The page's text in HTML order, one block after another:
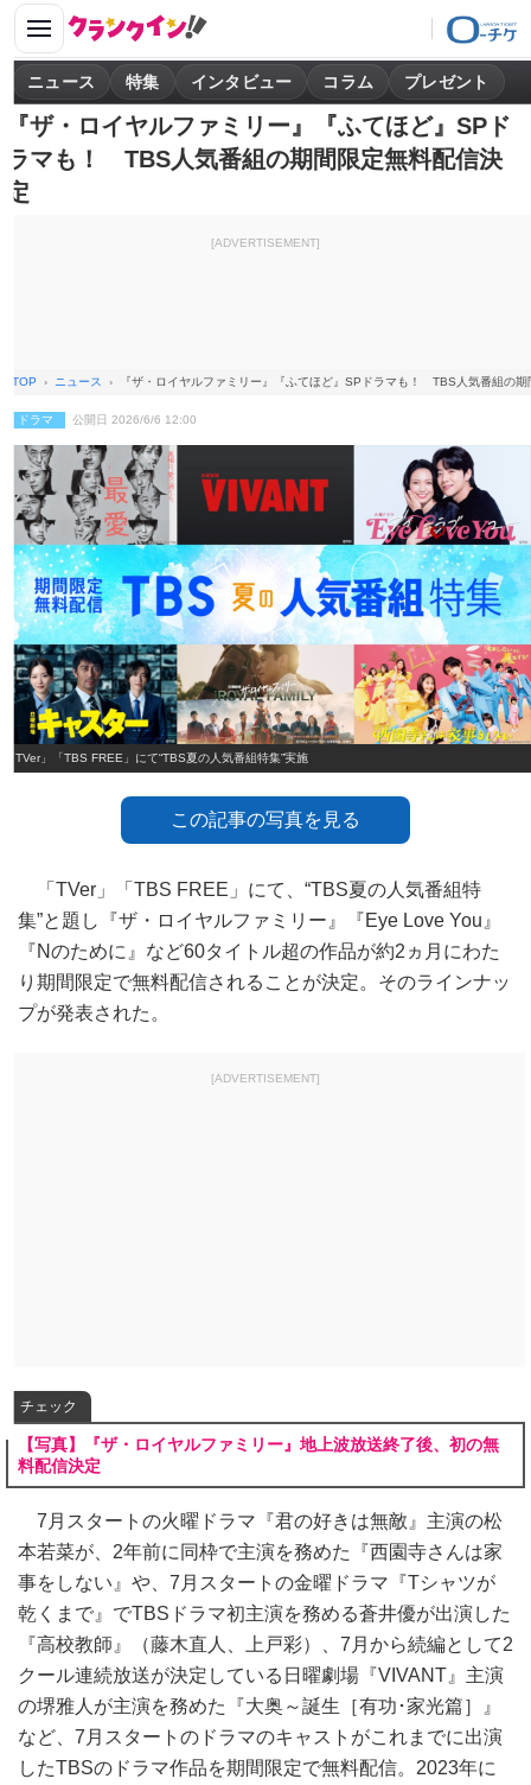
ニュース 特集 インタビュー コラム プレゼント
『ザ・ロイヤルファミリー』『ふてほど』SPド
ラマも！ TBS人気番組の期間限定無料配信決
定
[ADVERTISEMENT]
TOP ニュース 『ザ・ロイヤルファミリー』『ふてほど』SPドラマも！ TBS人気番組の期
ドラマ 公開日 2026/6/6 12:00
「TVer」「TBS FREE」にて“TBS夏の人気番組特集”実施
この記事の写真を見る
「TVer」「TBS FREE」にて、“TBS夏の人気番組特
集”と題し『ザ・ロイヤルファミリー』『Eye Love You』
『Nのために』など60タイトル超の作品が約2ヵ月にわた
り期間限定で無料配信されることが決定。そのラインナッ
プが発表された。
[ADVERTISEMENT]
チェック
【写真】『ザ・ロイヤルファミリー』地上波放送終了後、初の無
料配信決定
7月スタートの火曜ドラマ『君の好きは無敵』主演の松
本若菜が、2年前に同枠で主演を務めた『西園寺さんは家
事をしない』や、7月スタートの金曜ドラマ『Tシャツが
乾くまで』でTBSドラマ初主演を務める蒼井優が出演した
『高校教師』（藤木直人、上戸彩）、7月から続編として2
クール連続放送が決定している日曜劇場『VIVANT』主演
の堺雅人が主演を務めた『大奥～誕生［有功･家光篇］』
など、7月スタートのドラマのキャストがこれまでに出演
したTBSのドラマ作品を期間限定で無料配信。2023年に